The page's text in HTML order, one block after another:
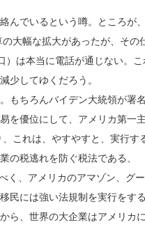
んでいるという噂。ところが
大幅な拡大があったが、その
）は本当に電話が通じない。こ
少してゆくだろう。
もちろんバイデン大統領が署
を優位にして、アメリカ第一
これは、やすやすと、実行す
の税逃れを防ぐ税法である、
く、アメリカのアマゾン、グ
民には強い法規制を実行をする
ら、世界の大企業はアメリカ